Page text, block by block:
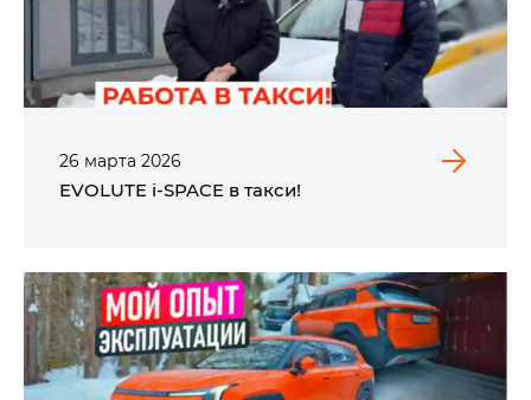
26 марта 2026
EVOLUTE i‑SPACE в такси!